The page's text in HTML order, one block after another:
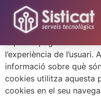
Política
l’experiència de
informació sobre què
cookies utilitza aquesta
cookies en el seu